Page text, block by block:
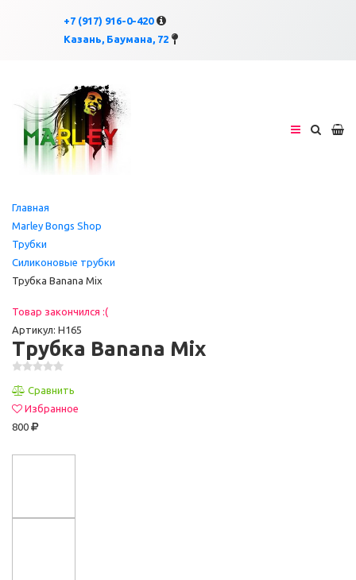
+7 (917) 916-0-420
Казань, Баумана, 72×
Главная
Marley Bongs Shop
Трубки
Силиконовые трубки
Трубка Banana Mix
Товар закончился :(
Артикул: H165
Трубка Banana Mix
Сравнить
Избранное
800